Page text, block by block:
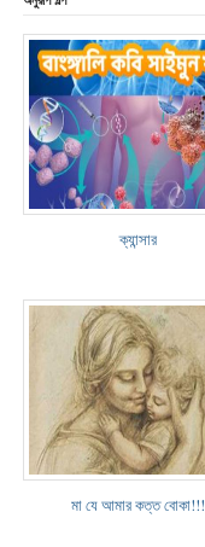
ক্যান্সার
মা যে আমার কত্ত বোকা!!!